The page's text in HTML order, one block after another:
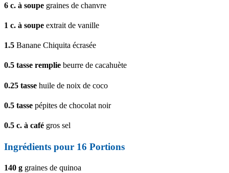
6 c. à soupe graines de chanvre
1 c. à soupe extrait de vanille
1.5 Banane Chiquita écrasée
0.5 tasse remplie beurre de cacahuète
0.25 tasse huile de noix de coco
0.5 tasse pépites de chocolat noir
0.5 c. à café gros sel
Ingrédients pour 16 Portions
140 g graines de quinoa